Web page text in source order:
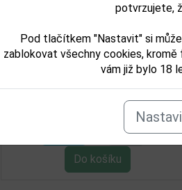
potvrzujete,
Pod tlačítkem "Nastavit" si
zablokovat všechny cookies,
vám již bylo 18
Vintage 2013 0,75l
1 494,00 Kč
Není skladem
Předchozí